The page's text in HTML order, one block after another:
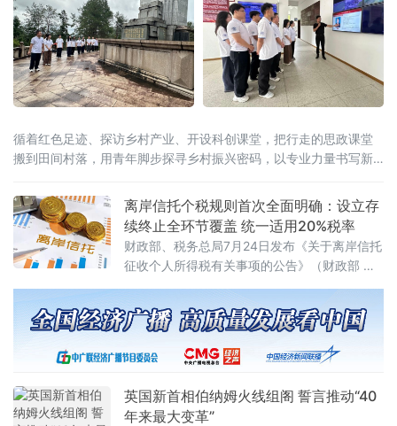
循着红色足迹、探访乡村产业、开设科创课堂，把行走的思政课堂
搬到田间村落，用青年脚步探寻乡村振兴密码，以专业力量书写新
员跟随讲解员重
离岸信托个税规则首次全面明确：设立存
续终止全环节覆盖 统一适用20%税率
财政部、税务总局7月24日发布《关于离岸信托
征收个人所得税有关事项的公告》（财政部 税
岸信托设立、存续、终止清算全环节的个人所
得税征管规则。根据公告，个人将财产装入离
岸信托以及通过离岸信托取得收益，均属于个
人所得税法规定的应税所得，应当依法申报纳
财富代际传承、跨境资产配置及风险管理
英国新首相伯纳姆火线组阁 誓言推动“40
年来最大变革”